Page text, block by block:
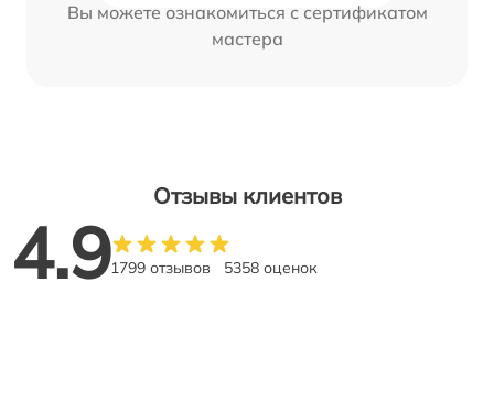
Вы можете ознакомиться с сертификатом
мастера
Отзывы клиентов
4.91799 отзывов 5358 оценок